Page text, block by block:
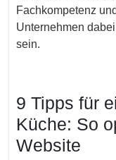
Fachkompetenz
Unternehmen
sein.
9 Tipps für
Küche: So
Website